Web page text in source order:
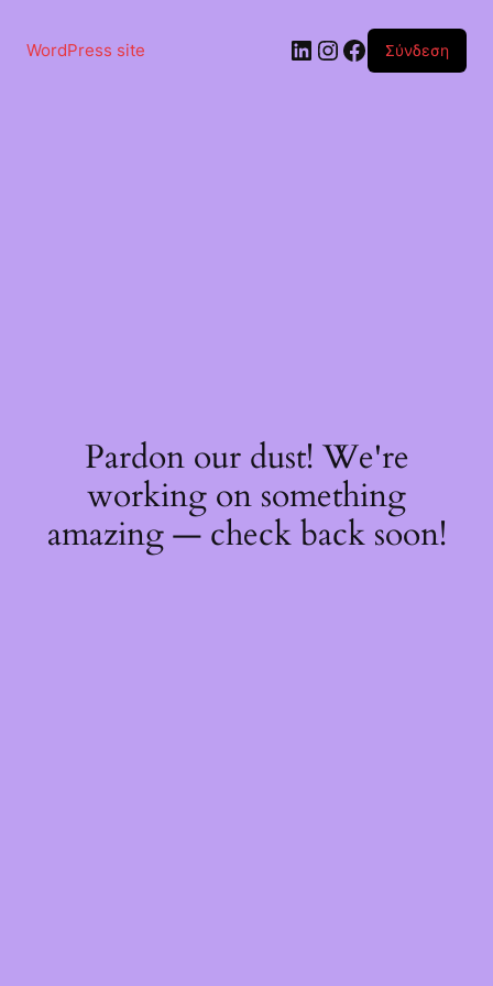
περιεχόμενο
WordPress site Linkedin
Instagram
Facebook
Σύνδεση
Pardon our dust! We're
working on something
amazing — check back soon!